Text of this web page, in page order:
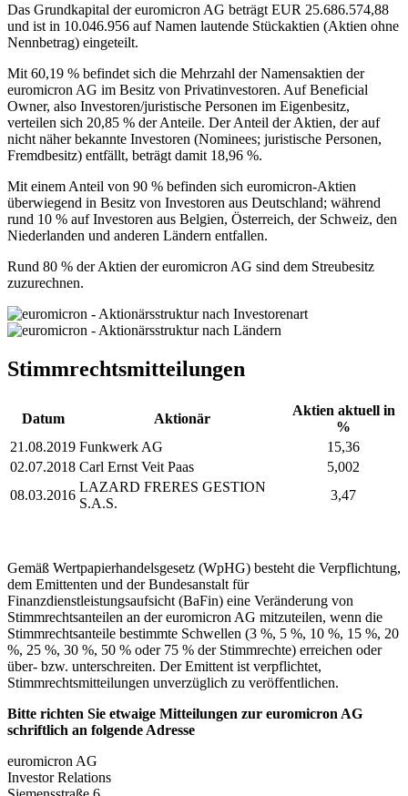
Das Grundkapital der euromicron AG beträgt EUR 25.686.574,88
und ist in 10.046.956 auf Namen lautende Stückaktien (Aktien ohne
Nennbetrag) eingeteilt.
Mit 60,19 % befindet sich die Mehrzahl der Namensaktien der
euromicron AG im Besitz von Privatinvestoren. Auf Beneficial
Owner, also Investoren/juristische Personen im Eigenbesitz,
verteilen sich 20,85 % der Anteile. Der Anteil der Aktien, der auf
nicht näher bekannte Investoren (Nominees; juristische Personen,
Fremdbesitz) entfällt, beträgt damit 18,96 %.
Mit einem Anteil von 90 % befinden sich euromicron-Aktien
überwiegend in Besitz von Investoren aus Deutschland; während
rund 10 % auf Investoren aus Belgien, Österreich, der Schweiz, den
Niederlanden und anderen Ländern entfallen.
Rund 80 % der Aktien der euromicron AG sind dem Streubesitz
zuzurechnen.
Stimmrechtsmitteilungen
Datum Aktionär
Aktien aktuell in
%
21.08.2019 Funkwerk AG
15,36
02.07.2018 Carl Ernst Veit Paas
5,002
08.03.2016
LAZARD FRERES GESTION
S.A.S.
3,47
Gemäß Wertpapierhandelsgesetz (WpHG) besteht die Verpflichtung,
dem Emittenten und der Bundesanstalt für
Finanzdienstleistungsaufsicht (BaFin) eine Veränderung von
Stimmrechtsanteilen an der euromicron AG mitzuteilen, wenn die
Stimmrechtsanteile bestimmte Schwellen (3 %, 5 %, 10 %, 15 %, 20
%, 25 %, 30 %, 50 % oder 75 % der Stimmrechte) erreichen oder
über- bzw. unterschreiten. Der Emittent ist verpflichtet,
Stimmrechtsmitteilungen unverzüglich zu veröffentlichen.
Bitte richten Sie etwaige Mitteilungen zur euromicron AG
schriftlich an folgende Adresse
euromicron AG
Investor Relations